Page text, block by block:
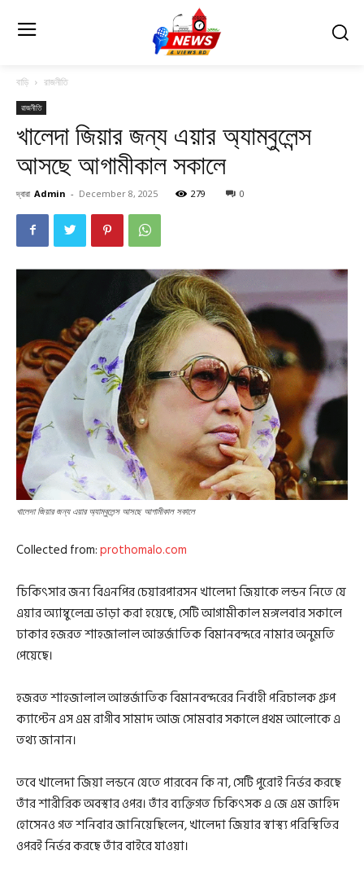
বাড়ি রাজনীতি
রাজনীতি
খালেদা জিয়ার জন্য এয়ার অ্যাম্বুলেন্স
আসছে আগামীকাল সকালে
দ্বারা Admin - December 8, 2025 279 0
খালেদা জিয়ার জন্য এয়ার অ্যাম্বুলেন্স আসছে আগামীকাল সকালে
Collected from:prothomalo.com
চিকিৎসার জন্য বিএনপির চেয়ারপারসন খালেদা জিয়াকে লন্ডন নিতে যে
এয়ার অ্যাম্বুলেন্স ভাড়া করা হয়েছে, সেটি আগামীকাল মঙ্গলবার সকালে
ঢাকার হজরত শাহজালাল আন্তর্জাতিক বিমানবন্দরে নামার অনুমতি
পেয়েছে।
হজরত শাহজালাল আন্তর্জাতিক বিমানবন্দরের নির্বাহী পরিচালক গ্রুপ
ক্যাপ্টেন এস এম রাগীব সামাদ আজ সোমবার সকালে প্রথম আলোকে এ
তথ্য জানান।
তবে খালেদা জিয়া লন্ডনে যেতে পারবেন কি না, সেটি পুরোই নির্ভর করছে
তাঁর শারীরিক অবস্থার ওপর। তাঁর ব্যক্তিগত চিকিৎসক এ জে এম জাহিদ
হোসেনও গত শনিবার জানিয়েছিলেন, খালেদা জিয়ার স্বাস্থ্য পরিস্থিতির
ওপরই নির্ভর করছে তাঁর বাইরে যাওয়া।